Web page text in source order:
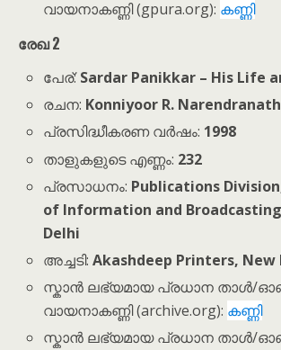
വായനാകണ്ണി (gpura.org): കണ്ണി
രേഖ 2
പേര്:Sardar Panikkar – His Life
രചന: Konniyoor R. Narendranath
പ്രസിദ്ധീകരണ വർഷം: 1998
താളുകളുടെ എണ്ണം: 232
പ്രസാധനം: Publications
of Information and
Delhi
അച്ചടി: Akashdeep Printers, New
സ്കാൻ ലഭ്യമായ പ്രധാന
വായനാകണ്ണി (archive.org): കണ്ണി
സ്കാൻ ലഭ്യമായ പ്രധാന